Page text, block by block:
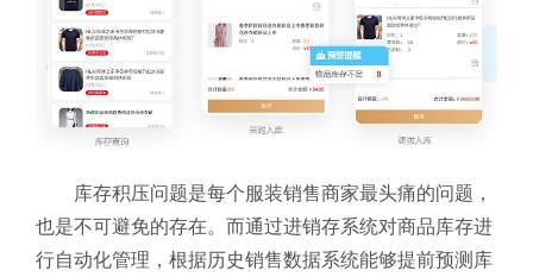
库存积压问题是每个服装销售商家最头痛的问题，
也是不可避免的存在。而通过进销存系统对商品库存进
行自动化管理，根据历史销售数据系统能够提前预测库